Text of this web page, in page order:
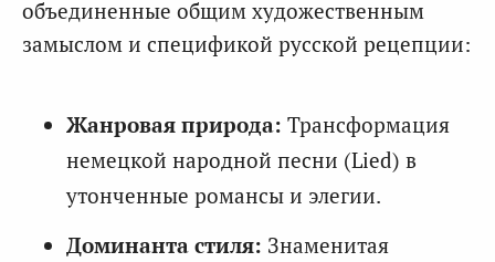
объединенные общим художественным
замыслом и спецификой русской рецепции:
Жанровая природа: Трансформация
немецкой народной песни (Lied) в
утонченные романсы и элегии.
Доминанта стиля: Знаменитая